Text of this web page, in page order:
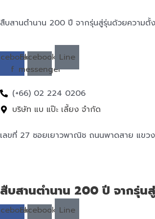
สืบสานตำนาน 200 ปี จากรุ่นสู่รุ่นด้วยความ
f
Facebook-
messenger
Line
(+66) 02 224 0206
บริษัท แบ แป๊ะ เลี้ยง จำกัด
เลขที่ 27 ซอยเยาวพาณิช ถนนพาดสาย แขว
สืบสานตำนาน 200 ปี จากรุ่
Facebook- Line